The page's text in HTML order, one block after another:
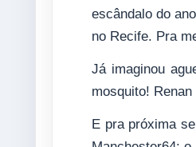
escândalo do
no Recife. Pra
Já imaginou
mosquito!
E pra próxima